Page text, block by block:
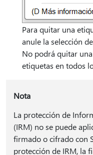
Para quitar una
anule la selección
No podrá quitar
etiquetas en todos
Nota
La protección de
(IRM) no se puede
firmado o cifrado con
protección de IRM, la